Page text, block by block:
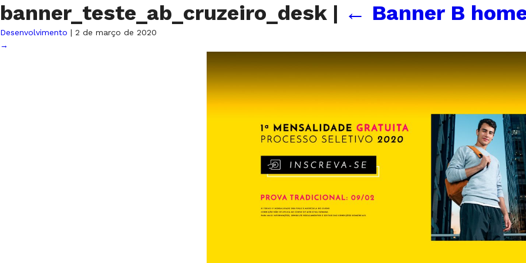
banner_teste_ab_cruzeiro_desk | ← Banner B
Desenvolvimento | 2 de março de 2020
→